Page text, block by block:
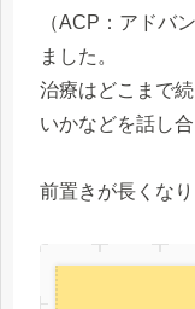
（ACP：アドバ
ました。
治療はどこまで
いかなどを話し合
前置きが長くな